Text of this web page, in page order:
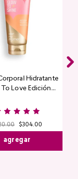
Hidratante
Love Edición
.00 $304.00
agregar